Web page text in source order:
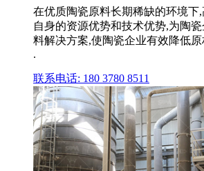
在优质陶瓷原料长期稀缺的环境下
自身的资源优势和技术优势,为陶
料解决方案,使陶瓷企业有效降低
.
联系电话: 180 3780 8511